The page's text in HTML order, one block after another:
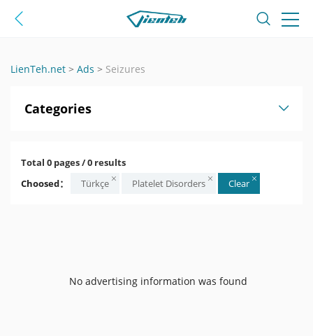
LienTeh.net > Ads > Seizures
Categories
Total 0 pages / 0 results
Choosed：
Türkçe Platelet Disorders Clear
No advertising information was found